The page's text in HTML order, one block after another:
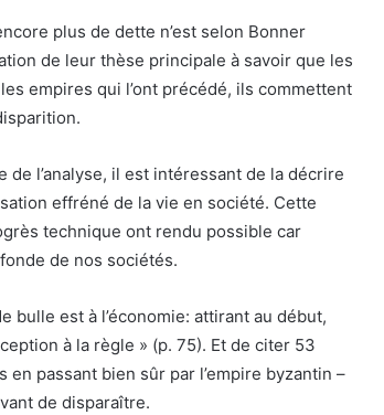
plus de dette n’est selon Bonner
de leur thèse principale à savoir que les
empires qui l’ont précédé, ils commettent
l’analyse, il est intéressant de la décrire
effréné de la vie en société. Cette
technique ont rendu possible car
de nos sociétés.
bulle est à l’économie: attirant au début,
à la règle » (p. 75). Et de citer 53
passant bien sûr par l’empire byzantin –
de disparaître.